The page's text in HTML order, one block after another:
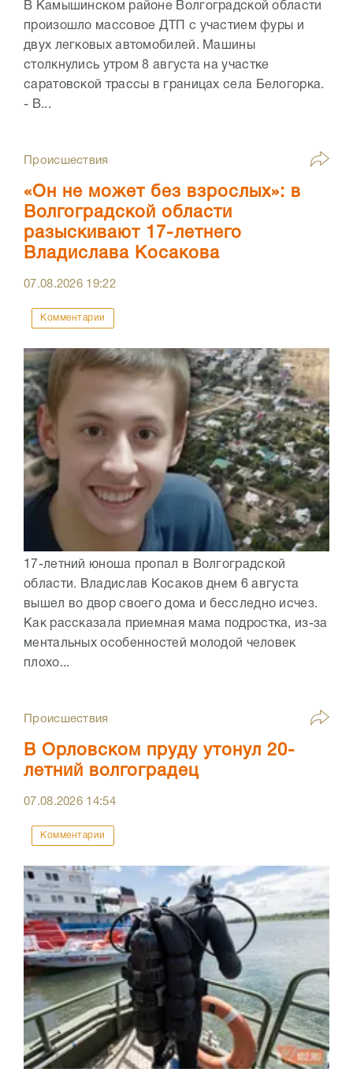
В Камышинском районе Волгоградской области
произошло массовое ДТП с участием фуры и
двух легковых автомобилей. Машины
столкнулись утром 8 августа на участке
саратовской трассы в границах села Белогорка.
- В...
Происшествия
«Он не может без взрослых»: в
Волгоградской области
разыскивают 17-летнего
Владислава Косакова
07.08.2026 19:22
Комментарии
17-летний юноша пропал в Волгоградской
области. Владислав Косаков днем 6 августа
вышел во двор своего дома и бесследно исчез.
Как рассказала приемная мама подростка, из-за
ментальных особенностей молодой человек
плохо...
Происшествия
В Орловском пруду утонул 20-
летний волгоградец
07.08.2026 14:54
Комментарии